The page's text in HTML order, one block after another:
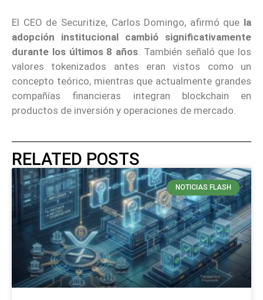
El CEO de Securitize, Carlos Domingo, afirmó que la
adopción institucional cambió significativamente
durante los últimos 8 años . También señaló que los
valores tokenizados antes eran vistos como un
concepto teórico, mientras que actualmente grandes
compañías financieras integran blockchain en
productos de inversión y operaciones de mercado.
RELATED POSTS
NOTICIAS FLASH